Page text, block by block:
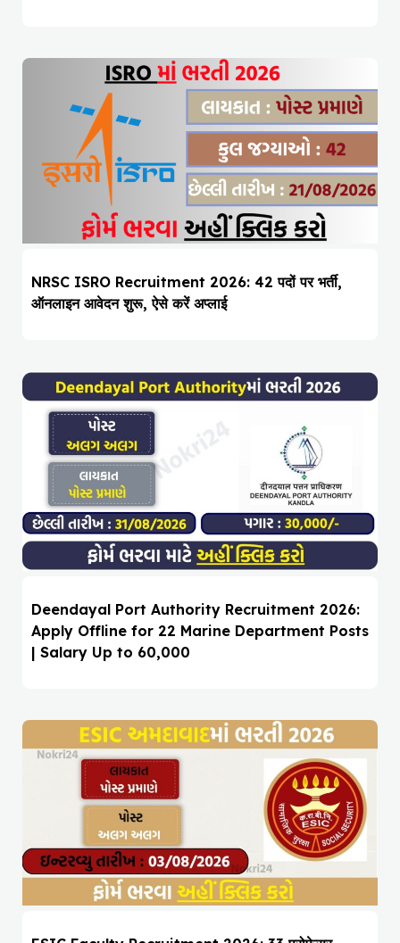
NRSC ISRO Recruitment 2026: 42 पदों पर भर्ती,
ऑनलाइन आवेदन शुरू, ऐसे करें अप्लाई
Deendayal Port Authority Recruitment 2026:
Apply Offline for 22 Marine Department Posts
| Salary Up to ₹60,000